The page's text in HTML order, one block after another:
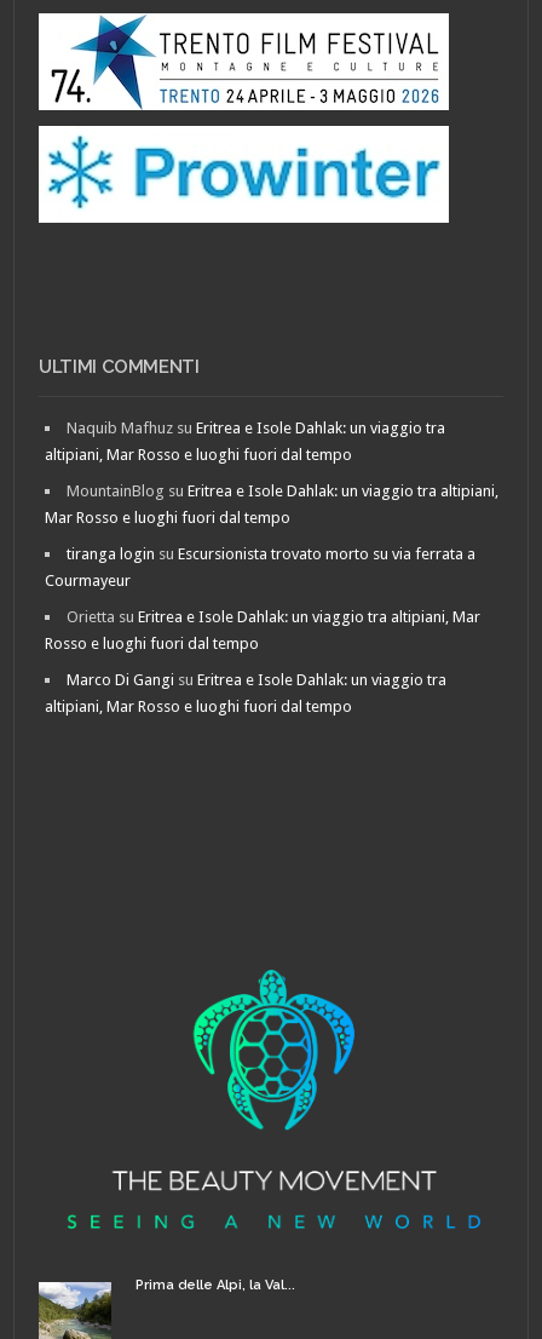
ULTIMI COMMENTI
Naquib Mafhuz suEritrea e Isole Dahlak: un viaggio tra
altipiani, Mar Rosso e luoghi fuori dal tempo
MountainBlog suEritrea e Isole Dahlak: un viaggio tra altipiani,
Mar Rosso e luoghi fuori dal tempo
tiranga login suEscursionista trovato morto su via ferrata a
Courmayeur
Orietta suEritrea e Isole Dahlak: un viaggio tra altipiani, Mar
Rosso e luoghi fuori dal tempo
Marco Di Gangi suEritrea e Isole Dahlak: un viaggio tra
altipiani, Mar Rosso e luoghi fuori dal tempo
Prima delle Alpi, la Val...